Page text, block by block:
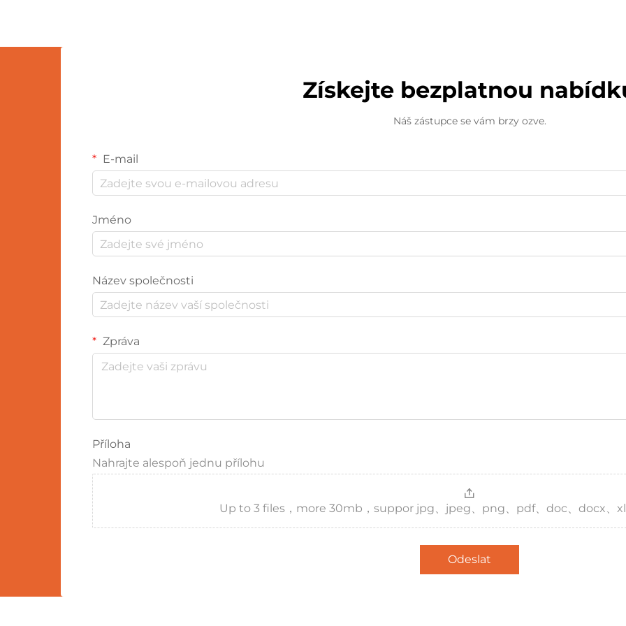
Získejte bezplatnou
Náš zástupce se vám brzy ozve.
E-mail
Jméno
Název společnosti
Zpráva
Příloha
Nahrajte alespoň jednu přílohu
Up to 3 files，more 30mb，suppor jpg、jpeg、png、pdf、doc、docx、
Odeslat